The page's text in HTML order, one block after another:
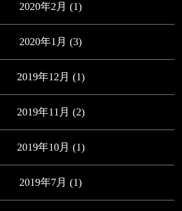
2020年2月 (1)
2020年1月 (3)
2019年12月 (1)
2019年11月 (2)
2019年10月 (1)
2019年7月 (1)